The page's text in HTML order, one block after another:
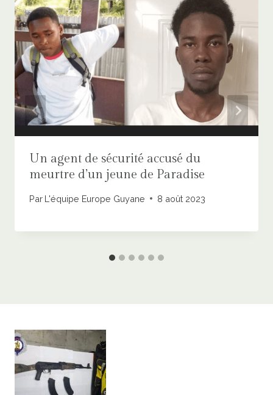
Un agent de sécurité accusé du
meurtre d’un jeune de Paradise
Par L'équipe Europe Guyane 8 août 2023